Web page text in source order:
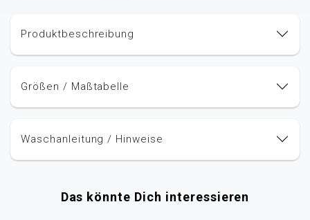
Produktbeschreibung
Größen / Maßtabelle
Waschanleitung / Hinweise
Das könnte Dich interessieren